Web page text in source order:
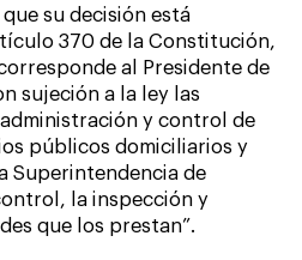
su decisión está
370 de la Constitución,
al Presidente de
sujeción a la ley las
y control de
públicos domiciliarios y
Superintendencia de
la inspección y
que los prestan”.